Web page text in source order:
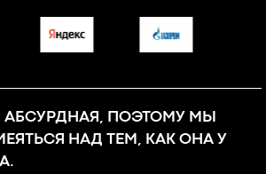
АБСУРДНАЯ, ПОЭТОМУ МЫ
НАД ТЕМ, КАК ОНА У